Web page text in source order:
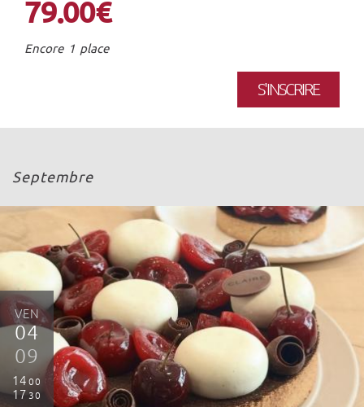
79.00€
Encore 1 place
S'INSCRIRE
Septembre
VEN
04
09
14 00
17 30